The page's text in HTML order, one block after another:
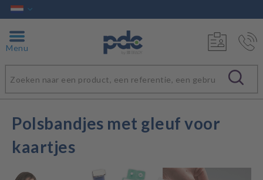
Menu
Polsbandjes met gleuf voor
kaartjes